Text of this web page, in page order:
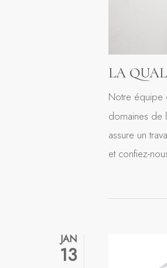
LA
Notre équipe
domaines de
assure un
et confiez-
JAN
13